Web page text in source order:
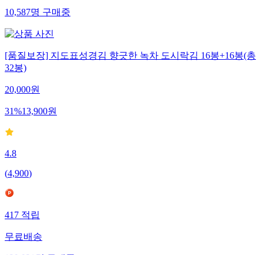
10,587명구매중
[품질보장] 지도표성경김 향긋한 녹차 도시락김 16봉+16봉(총
32봉)
20,000원
31%13,900원
4.8
(4,900)
417적립
무료배송